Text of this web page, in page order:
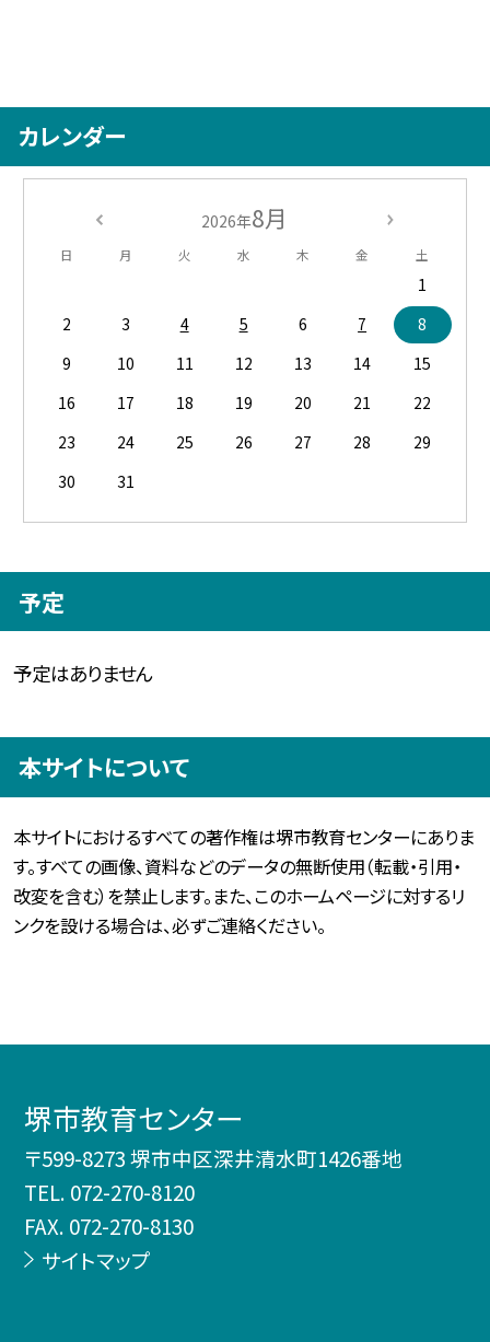
カレンダー
2026年8月
日 月 火 水 木 金 土
1
2
3 4 5 6 7
8
9
10 11 12 13 14
15
16
17 18 19 20 21
22
23
24 25 26 27 28
29
30
31
予定
予定はありません
本サイトについて
本サイトにおけるすべての著作権は堺市教育センターにありま
す。すべての画像、資料などのデータの無断使用（転載・引用・
改変を含む）を禁止します。また、このホームページに対するリ
ンクを設ける場合は、必ずご連絡ください。
堺市教育センター
〒599-8273 堺市中区深井清水町1426番地
TEL. 072-270-8120
FAX. 072-270-8130
サイトマップ